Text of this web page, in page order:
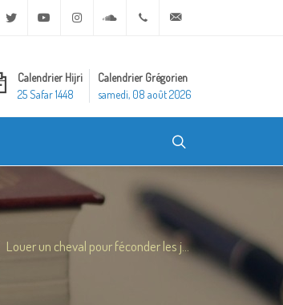
Facebook Twitter Youtube Instagram Soundcloud+20 2 25970400
Calendrier Hijri
25 Safar 1448
Calendrier Grégorien
samedi, 08 août 2026
Louer un cheval pour féconder les j...